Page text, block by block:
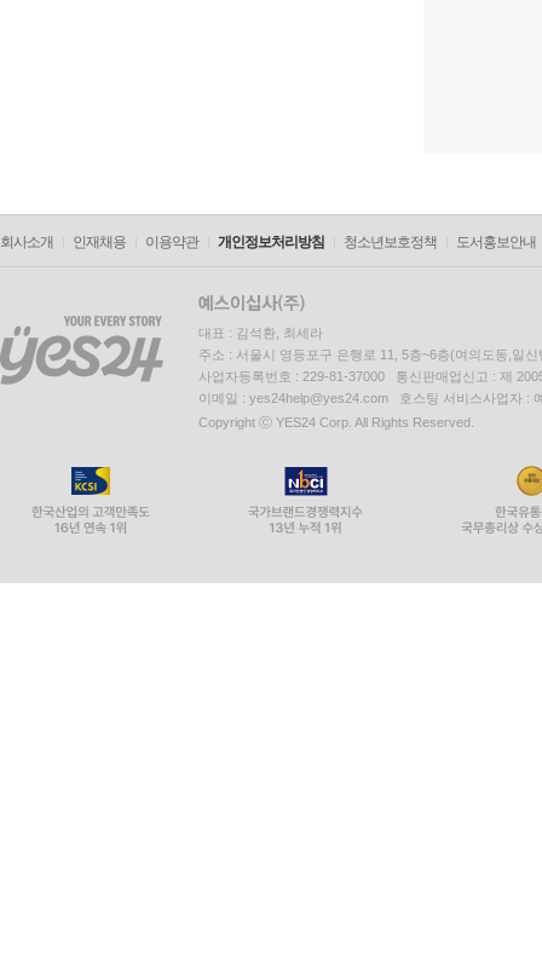
회사소개 인재채용 이용약관 개인정보처리방침 청소년보호정책 도서홍보안내
대표 : 김석환, 최세라
주소 : 서울시 영등포구 은행로 11, 5층~6층(여의도동,일신
사업자등록번호 : 229-81-37000 통신판매업신고 : 제
이메일 : yes24help@yes24.com 호스팅 서비스사업자 :
Copyright ⓒ YES24 Corp. All Rights Reserved.